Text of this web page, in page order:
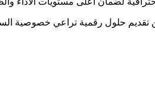
تقديم حلول رقمية تراعي خصوصية